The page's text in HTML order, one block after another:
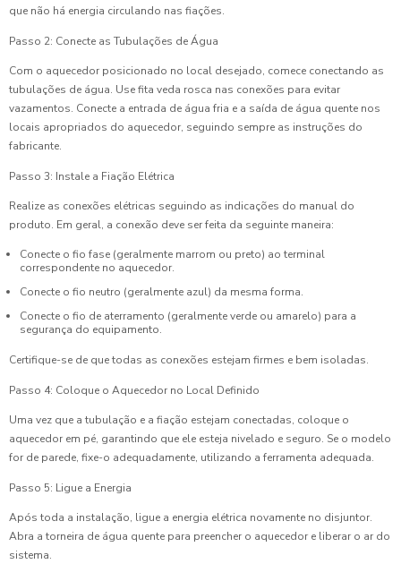
que não há energia circulando nas fiações.
Passo 2: Conecte as Tubulações de Água
Com o aquecedor posicionado no local desejado, comece conectando as
tubulações de água. Use fita veda rosca nas conexões para evitar
vazamentos. Conecte a entrada de água fria e a saída de água quente nos
locais apropriados do aquecedor, seguindo sempre as instruções do
fabricante.
Passo 3: Instale a Fiação Elétrica
Realize as conexões elétricas seguindo as indicações do manual do
produto. Em geral, a conexão deve ser feita da seguinte maneira:
Conecte o fio fase (geralmente marrom ou preto) ao terminal
correspondente no aquecedor.
Conecte o fio neutro (geralmente azul) da mesma forma.
Conecte o fio de aterramento (geralmente verde ou amarelo) para a
segurança do equipamento.
Certifique-se de que todas as conexões estejam firmes e bem isoladas.
Passo 4: Coloque o Aquecedor no Local Definido
Uma vez que a tubulação e a fiação estejam conectadas, coloque o
aquecedor em pé, garantindo que ele esteja nivelado e seguro. Se o modelo
for de parede, fixe-o adequadamente, utilizando a ferramenta adequada.
Passo 5: Ligue a Energia
Após toda a instalação, ligue a energia elétrica novamente no disjuntor.
Abra a torneira de água quente para preencher o aquecedor e liberar o ar do
sistema.